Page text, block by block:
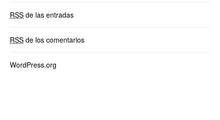
RSS de las entradas
RSS de los comentarios
WordPress.org